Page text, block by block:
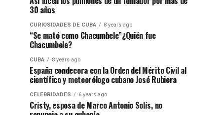
30 años
CURIOSIDADES DE CUBA 8 years ago
“Se mató como Chacumbele”¿Quién fue
Chacumbele?
CUBA 8 years ago
España condecora con la Orden del Mérito Civil al
científico y meteorólogo cubano José Rubiera
CELEBRIDADES 6 years ago
Cristy, esposa de Marco Antonio Solís, no